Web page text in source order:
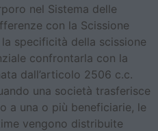
nel Sistema delle
con la Scissione
specificità della scissione
confrontarla con la
dall’articolo 2506 c.c.
una società trasferisce
a una o più beneficiarie, le
vengono distribuite